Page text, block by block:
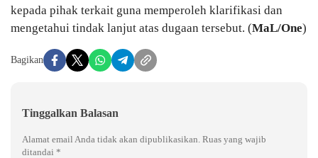
kepada pihak terkait guna memperoleh klarifikasi dan
mengetahui tindak lanjut atas dugaan tersebut. (MaL/One)
Bagikan
Tinggalkan Balasan
Alamat email Anda tidak akan dipublikasikan. Ruas yang wajib
ditandai *